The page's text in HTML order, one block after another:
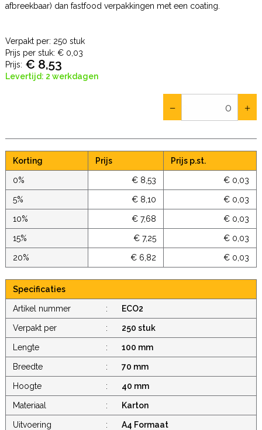
afbreekbaar) dan fastfood verpakkingen met een coating.
Verpakt per: 250 stuk
Prijs per stuk: € 0,03
Prijs: € 8,53
Levertijd: 2 werkdagen
Korting Prijs Prijs p.st.
0% € 8,53 € 0,03
5% € 8,10 € 0,03
10% € 7,68 € 0,03
15% € 7,25 € 0,03
20% € 6,82 € 0,03
Specificaties
Artikel nummer : ECO2
Verpakt per : 250 stuk
Lengte : 100 mm
Breedte : 70 mm
Hoogte : 40 mm
Materiaal : Karton
Uitvoering : A4 Formaat